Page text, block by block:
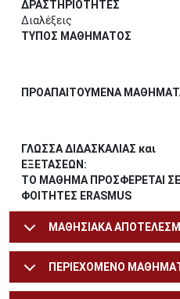
ΔΡΑΣΤΗΡΙΟΤΗΤΕΣ
Διαλέξεις
ΤΥΠΟΣ ΜΑΘΗΜΑΤΟΣ
ΠΡΟΑΠΑΙΤΟΥΜΕΝΑ
ΓΛΩΣΣΑ ΔΙΔΑΣΚΑΛΙΑΣ και
ΕΞΕΤΑΣΕΩΝ:
ΤΟ ΜΑΘΗΜΑ ΠΡΟΣΦΕΡΕΤΑΙ ΣΕ
ΦΟΙΤΗΤΕΣ ERASMUS
ΜΑΘΗΣΙΑΚΑ
ΠΕΡΙΕΧΟΜΕΝΟ